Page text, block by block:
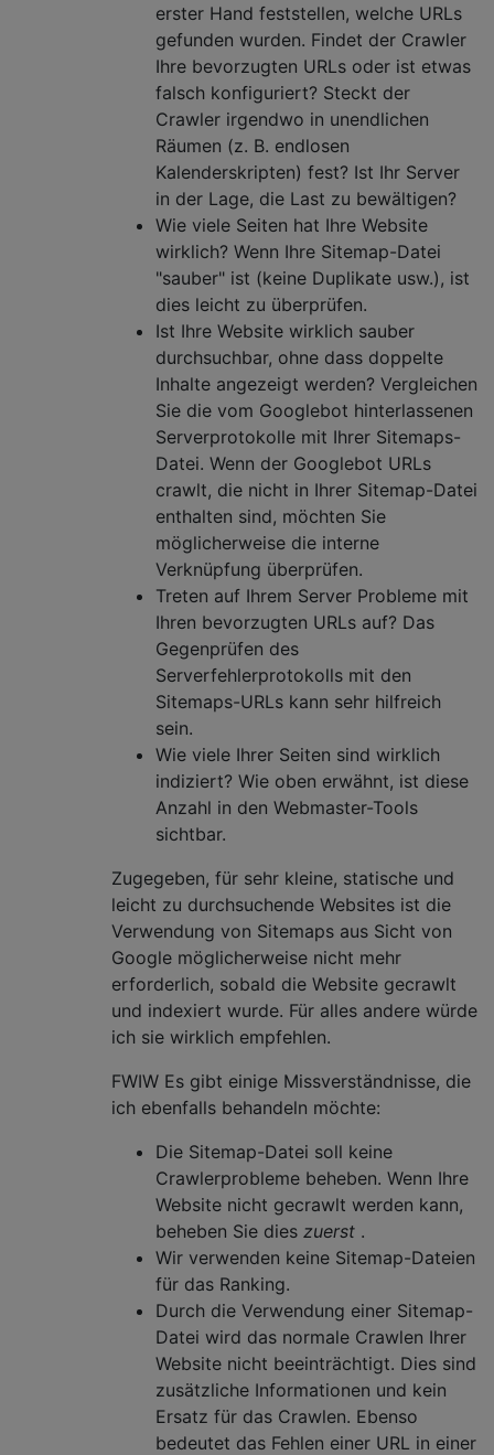
erster Hand feststellen, welche URLs
gefunden wurden. Findet der Crawler
Ihre bevorzugten URLs oder ist etwas
falsch konfiguriert? Steckt der
Crawler irgendwo in unendlichen
Räumen (z. B. endlosen
Kalenderskripten) fest? Ist Ihr Server
in der Lage, die Last zu bewältigen?
Wie viele Seiten hat Ihre Website
wirklich? Wenn Ihre Sitemap-Datei
"sauber" ist (keine Duplikate usw.), ist
dies leicht zu überprüfen.
Ist Ihre Website wirklich sauber
durchsuchbar, ohne dass doppelte
Inhalte angezeigt werden? Vergleichen
Sie die vom Googlebot hinterlassenen
Serverprotokolle mit Ihrer Sitemaps-
Datei. Wenn der Googlebot URLs
crawlt, die nicht in Ihrer Sitemap-Datei
enthalten sind, möchten Sie
möglicherweise die interne
Verknüpfung überprüfen.
Treten auf Ihrem Server Probleme mit
Ihren bevorzugten URLs auf? Das
Gegenprüfen des
Serverfehlerprotokolls mit den
Sitemaps-URLs kann sehr hilfreich
sein.
Wie viele Ihrer Seiten sind wirklich
indiziert? Wie oben erwähnt, ist diese
Anzahl in den Webmaster-Tools
sichtbar.
Zugegeben, für sehr kleine, statische und
leicht zu durchsuchende Websites ist die
Verwendung von Sitemaps aus Sicht von
Google möglicherweise nicht mehr
erforderlich, sobald die Website gecrawlt
und indexiert wurde. Für alles andere würde
ich sie wirklich empfehlen.
FWIW Es gibt einige Missverständnisse, die
ich ebenfalls behandeln möchte:
Die Sitemap-Datei soll keine
Crawlerprobleme beheben. Wenn Ihre
Website nicht gecrawlt werden kann,
beheben Sie dies zuerst .
Wir verwenden keine Sitemap-Dateien
für das Ranking.
Durch die Verwendung einer Sitemap-
Datei wird das normale Crawlen Ihrer
Website nicht beeinträchtigt. Dies sind
zusätzliche Informationen und kein
Ersatz für das Crawlen. Ebenso
bedeutet das Fehlen einer URL in einer